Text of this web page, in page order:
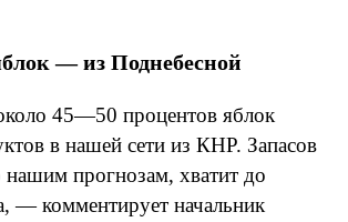
— из Поднебесной
45—50 процентов яблок
в нашей сети из КНР. Запасов
нашим прогнозам, хватит до
— комментирует начальник